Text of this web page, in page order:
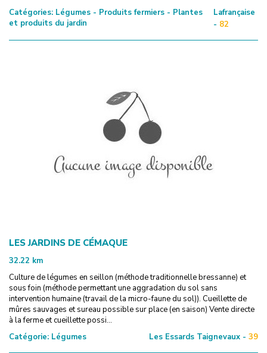
Catégories: Légumes - Produits fermiers - Plantes
et produits du jardin
Lafrançaise
- 82
LES JARDINS DE CÉMAQUE
32.22 km
Culture de légumes en seillon (méthode traditionnelle bressanne) et
sous foin (méthode permettant une aggradation du sol sans
intervention humaine (travail de la micro-faune du sol)). Cueillette de
mûres sauvages et sureau possible sur place (en saison) Vente directe
à la ferme et cueillette possi...
Catégorie: Légumes Les Essards Taignevaux - 39